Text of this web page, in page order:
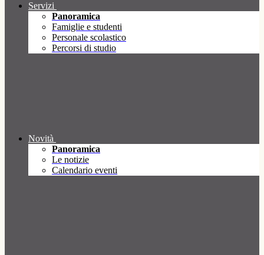
Servizi
Panoramica
Famiglie e studenti
Personale scolastico
Percorsi di studio
Novità
Panoramica
Le notizie
Calendario eventi